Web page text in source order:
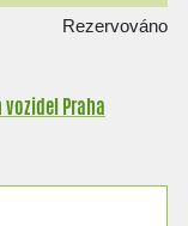
Rezervováno
Praha